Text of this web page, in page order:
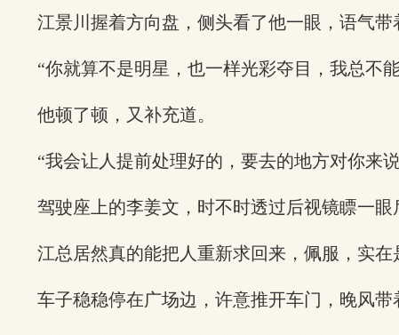
江景川握着方向盘，侧头看了他一眼，语气带
“你就算不是明星，也一样光彩夺目，我总不
他顿了顿，又补充道。
“我会让人提前处理好的，要去的地方对你来
驾驶座上的李姜文，时不时透过后视镜瞟一
江总居然真的能把人重新求回来，佩服，实在
车子稳稳停在广场边，许意推开车门，晚风